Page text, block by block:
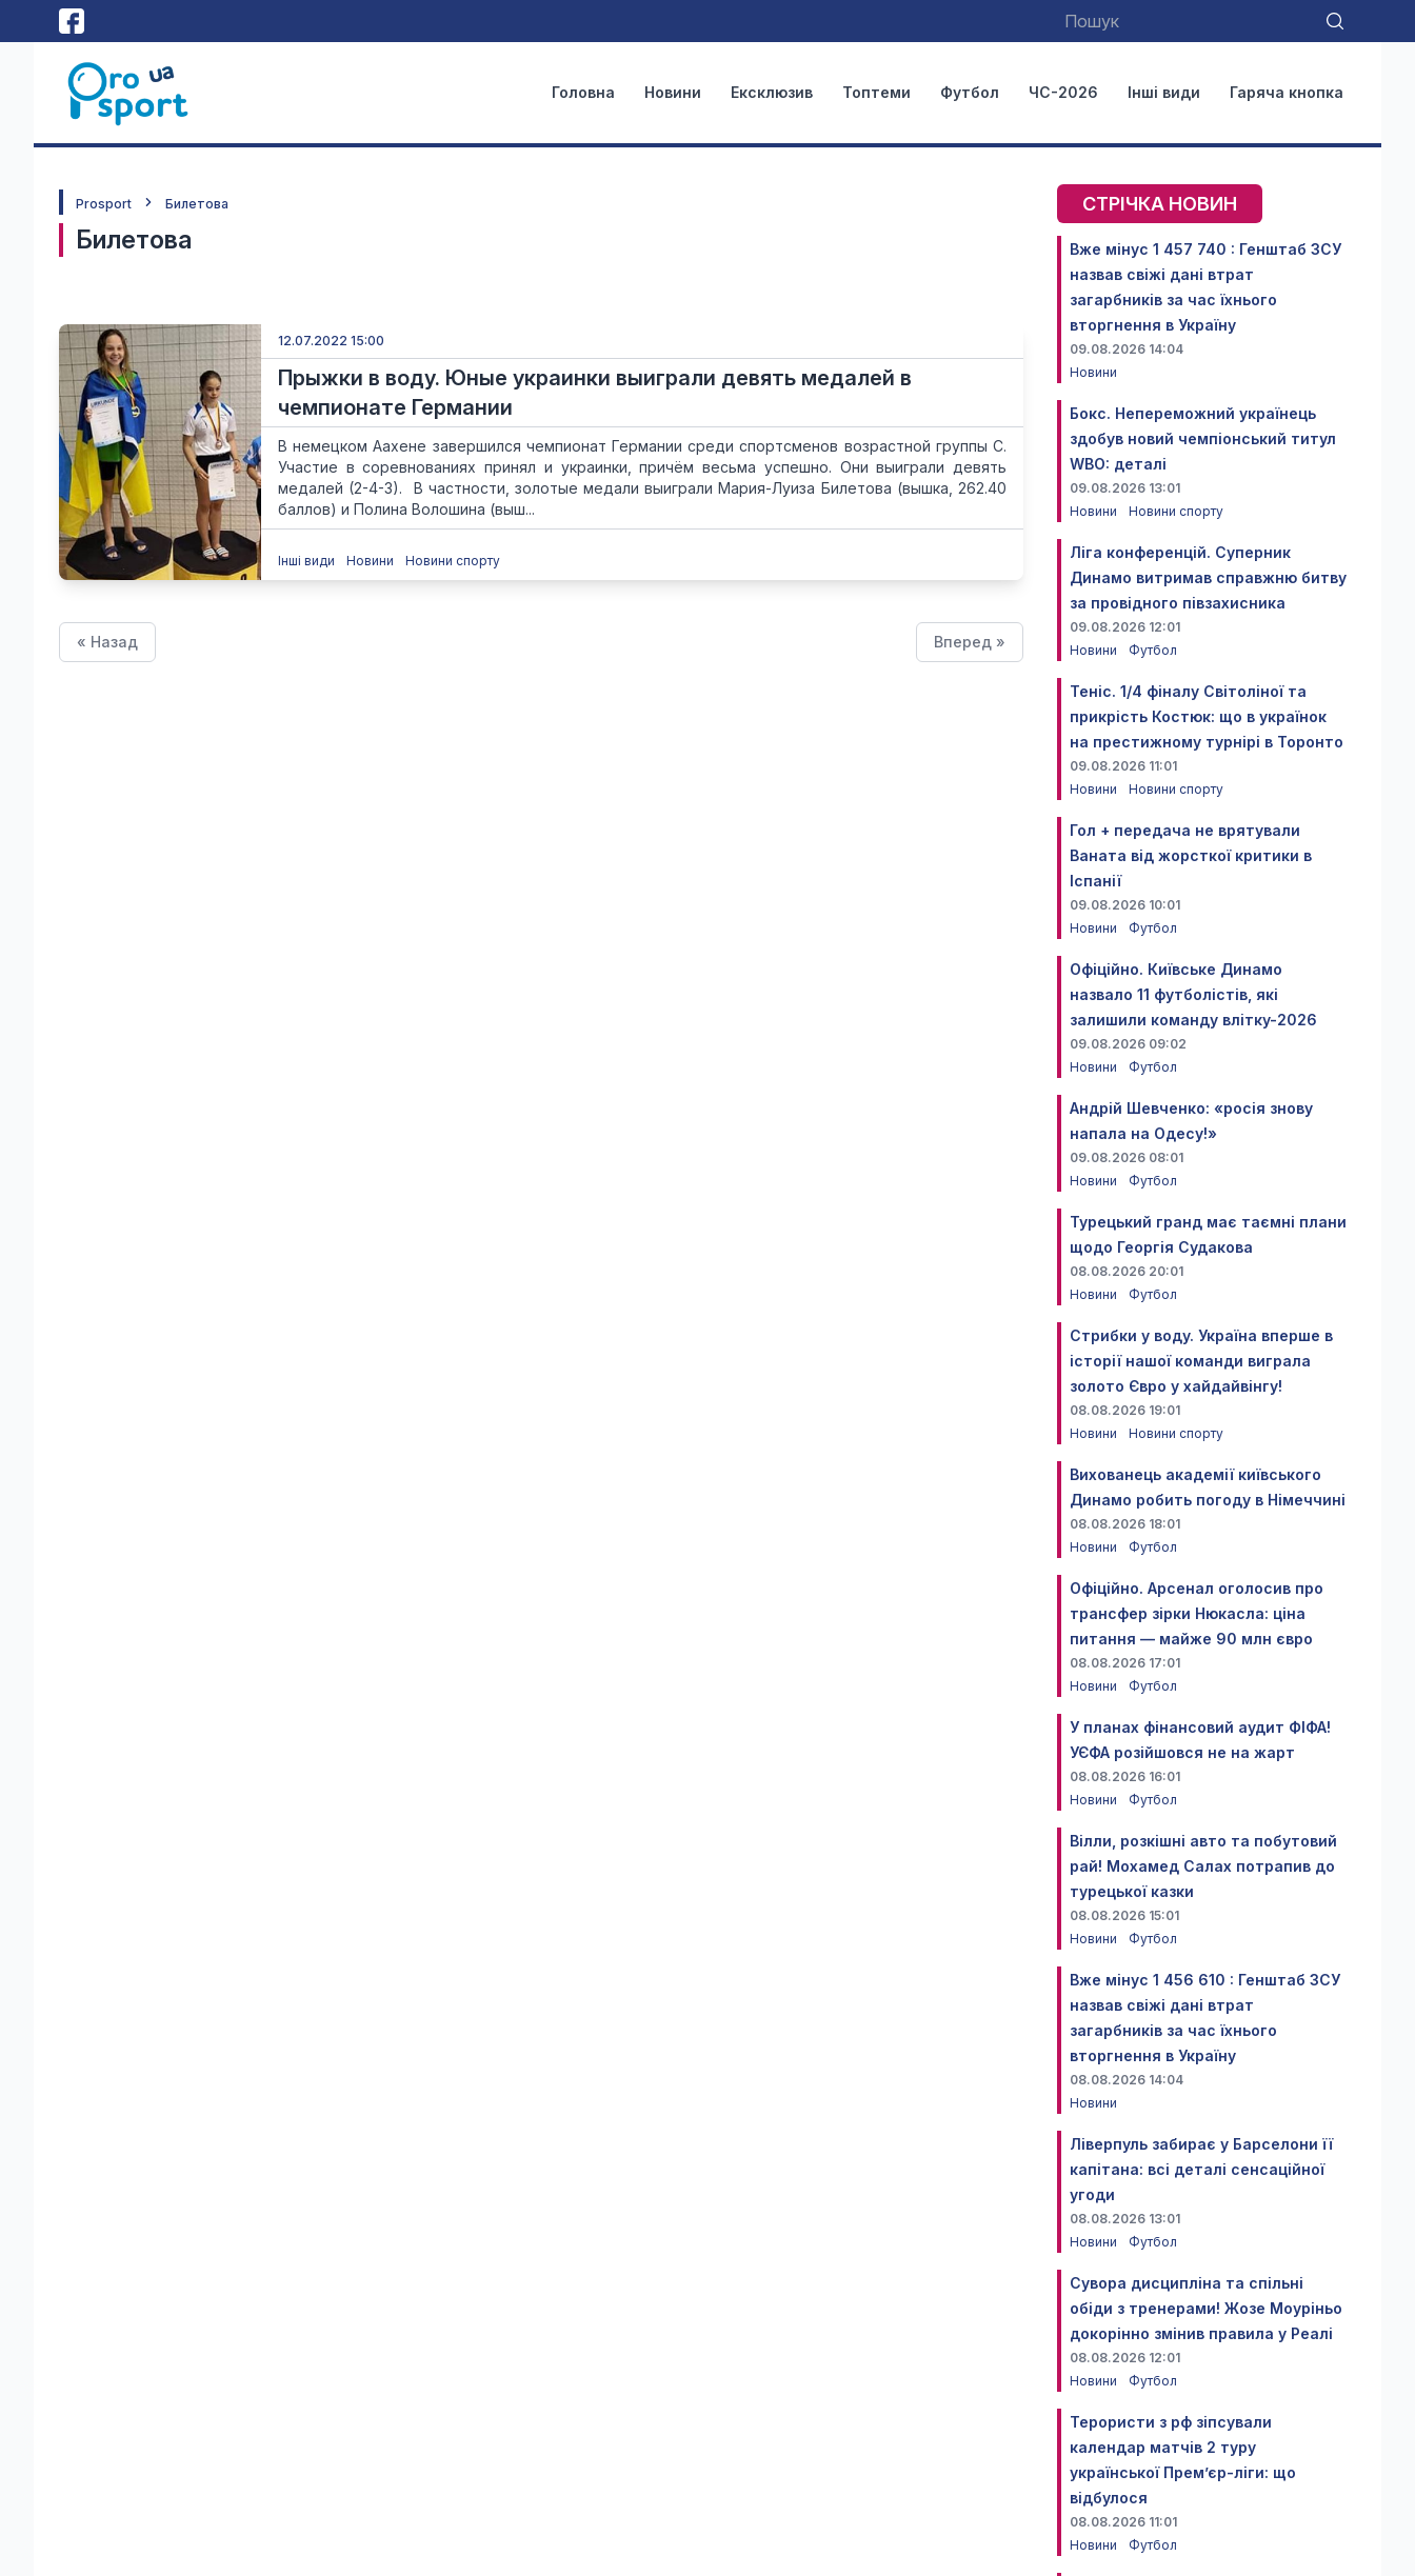
Головна Новини Ексклюзив Топтеми Футбол ЧС-2026 Інші види Гаряча кнопка
Prosport Билетова
Билетова
12.07.2022 15:00
Прыжки в воду. Юные украинки выиграли девять медалей в
чемпионате Германии
В немецком Аахене завершился чемпионат Германии среди спортсменов возрастной группы С.
Участие в соревнованиях принял и украинки, причём весьма успешно. Они выиграли девять
медалей (2-4-3). В частности, золотые медали выиграли Мария-Луиза Билетова (вышка, 262.40
баллов) и Полина Волошина (выш...
Інші види Новини Новини спорту
« Назад Вперед »
СТРІЧКА НОВИН
Вже мінус 1 457 740 : Генштаб ЗСУ
назвав свіжі дані втрат
загарбників за час їхнього
вторгнення в Україну
09.08.2026 14:04
Новини
Бокс. Непереможний українець
здобув новий чемпіонський титул
WBO: деталі
09.08.2026 13:01
Новини
Новини спорту
Ліга конференцій. Суперник
Динамо витримав справжню битву
за провідного півзахисника
09.08.2026 12:01
Новини
Футбол
Теніс. 1/4 фіналу Світоліної та
прикрість Костюк: що в українок
на престижному турнірі в Торонто
09.08.2026 11:01
Новини
Новини спорту
Гол + передача не врятували
Ваната від жорсткої критики в
Іспанії
09.08.2026 10:01
Новини
Футбол
Офіційно. Київське Динамо
назвало 11 футболістів, які
залишили команду влітку-2026
09.08.2026 09:02
Новини
Футбол
Андрій Шевченко: «росія знову
напала на Одесу!»
09.08.2026 08:01
Новини
Футбол
Турецький гранд має таємні плани
щодо Георгія Судакова
08.08.2026 20:01
Новини
Футбол
Стрибки у воду. Україна вперше в
історії нашої команди виграла
золото Євро у хайдайвінгу!
08.08.2026 19:01
Новини
Новини спорту
Вихованець академії київського
Динамо робить погоду в Німеччині
08.08.2026 18:01
Новини
Футбол
Офіційно. Арсенал оголосив про
трансфер зірки Нюкасла: ціна
питання — майже 90 млн євро
08.08.2026 17:01
Новини
Футбол
У планах фінансовий аудит ФІФА!
УЄФА розійшовся не на жарт
08.08.2026 16:01
Новини
Футбол
Вілли, розкішні авто та побутовий
рай! Мохамед Салах потрапив до
турецької казки
08.08.2026 15:01
Новини
Футбол
Вже мінус 1 456 610 : Генштаб ЗСУ
назвав свіжі дані втрат
загарбників за час їхнього
вторгнення в Україну
08.08.2026 14:04
Новини
Ліверпуль забирає у Барселони її
капітана: всі деталі сенсаційної
угоди
08.08.2026 13:01
Новини
Футбол
Сувора дисципліна та спільні
обіди з тренерами! Жозе Моуріньо
докорінно змінив правила у Реалі
08.08.2026 12:01
Новини
Футбол
Терористи з рф зіпсували
календар матчів 2 туру
української Прем’єр-ліги: що
відбулося
08.08.2026 11:01
Новини
Футбол